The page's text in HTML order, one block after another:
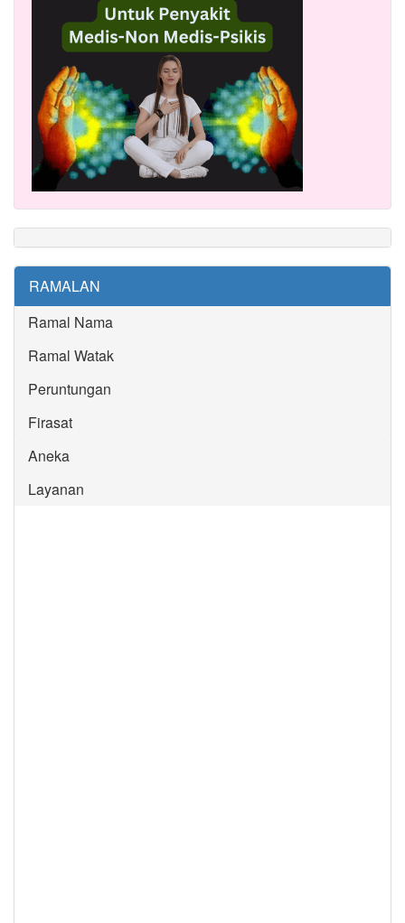
RAMALAN
Ramal Nama
Ramal Watak
Peruntungan
Firasat
Aneka
Layanan